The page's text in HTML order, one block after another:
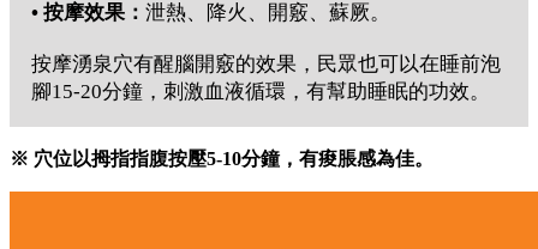
• 按摩效果： 泄熱、降火、開竅、蘇厥。
按摩湧泉穴有醒腦開竅的效果，民眾也可以在睡前泡
腳15-20分鐘，刺激血液循環，有幫助睡眠的功效。
※ 穴位以拇指指腹按壓5-10分鐘，有痠脹感為佳。